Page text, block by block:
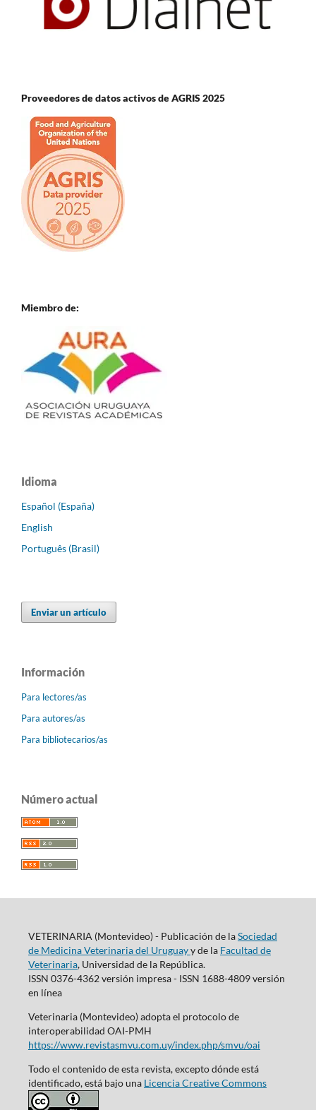
Proveedores de datos activos de AGRIS 2025
Miembro de:
Idioma
Español (España)
English
Português (Brasil)
Enviar un artículo
Información
Para lectores/as
Para autores/as
Para bibliotecarios/as
Número actual
VETERINARIA (Montevideo) - Publicación de laSociedad
de Medicina Veterinaria del Uruguayy de la Facultad de
Veterinaria, Universidad de la República.
ISSN 0376-4362 versión impresa - ISSN 1688-4809 versión
en línea
Veterinaria (Montevideo) adopta el protocolo de
interoperabilidad OAI-PMH
https://www.revistasmvu.com.uy/index.php/smvu/oai
Todo el contenido de esta revista, excepto dónde está
identificado, está bajo una Licencia Creative Commons